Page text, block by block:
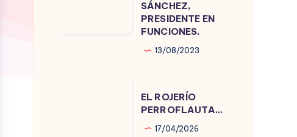
SÁNCHEZ,
PRESIDENTE EN
FUNCIONES.
13/08/2023
EL ROJERÍO
PERROFLAUTA…
17/04/2026